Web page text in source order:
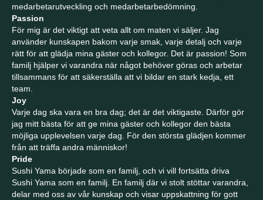
medarbetarutveckling och medarbetarbedömning.
Passion
För mig är det viktigt att veta allt om maten vi säljer. Jag
använder kunskapen bakom varje smak, varje detalj och varje
rätt för att glädja mina gäster och kollegor. Det är passion! Som
familj hjälper vi varandra när något behöver göras och arbetar
tillsammans för att säkerställa att vi bildar en stark kedja, ett
team.
Joy
Varje dag ska vara en bra dag; det är det viktigaste. Därför gör
jag mitt bästa för att ge mina gäster och kollegor den bästa
möjliga upplevelsen varje dag. För den största glädjen kommer
från att träffa andra människor!
Pride
Sushi Yama började som en familj, och vi vill fortsätta driva
Sushi Yama som en familj. En familj där vi stolt stöttar varandra,
delar med oss ​​av vår kunskap och visar uppskattning för gott